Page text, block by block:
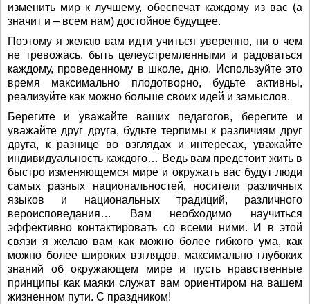
изменить мир к лучшему, обеспечат каждому из вас (а
значит и – всем нам) достойное будущее.
Поэтому я желаю вам идти учиться уверенно, ни о чем
не тревожась, быть целеустремленными и радоваться
каждому, проведенному в школе, дню. Используйте это
время максимально плодотворно, будьте активны,
реализуйте как можно больше своих идей и замыслов.
Берегите и уважайте ваших педагогов, берегите и
уважайте друг друга, будьте терпимы к различиям друг
друга, к разнице во взглядах и интересах, уважайте
индивидуальность каждого… Ведь вам предстоит жить в
быстро изменяющемся мире и окружать вас будут люди
самых разных национальностей, носители различных
языков и национальных традиций, различного
вероисповедания… Вам необходимо научиться
эффективно контактировать со всеми ними. И в этой
связи я желаю вам как можно более гибкого ума, как
можно более широких взглядов, максимально глубоких
знаний об окружающем мире и пусть нравственные
принципы как маяки служат вам ориентиром на вашем
жизненном пути. С праздником!